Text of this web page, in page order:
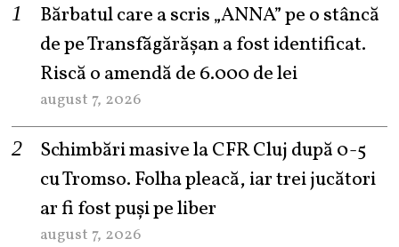
Bărbatul care a scris „ANNA” pe o stâncă
de pe Transfăgărășan a fost identificat.
Riscă o amendă de 6.000 de lei
august 7, 2026
Schimbări masive la CFR Cluj după 0-5
cu Tromso. Folha pleacă, iar trei jucători
ar fi fost puși pe liber
august 7, 2026